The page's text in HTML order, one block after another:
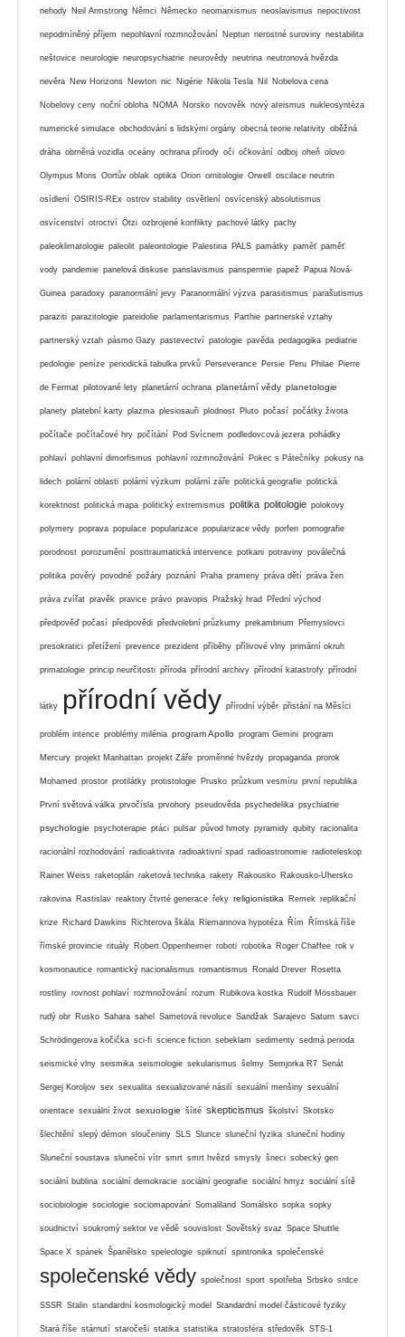
nehody Neil Armstrong Němci Německo neomarxismus neoslavismus nepoctivost
nepodmíněný příjem nepohlavní rozmnožování Neptun nerostné suroviny nestabilita
neštovice neurologie neuropsychiatrie neurovědy neutrina neutronová hvězda
nevěra New Horizons Newton nic Nigérie Nikola Tesla Nil Nobelova cena
Nobelovy ceny noční obloha NOMA Norsko novověk nový ateismus nukleosyntéza
numerické simulace obchodování s lidskými orgány obecná teorie relativity oběžná
dráha obrněná vozidla oceány ochrana přírody oči očkování odboj oheň olovo
Olympus Mons Oortův oblak optika Orion ornitologie Orwell oscilace neutrin
osídlení OSIRIS-REx ostrov stability osvětlení osvícenský absolutismus
osvícenství otroctví Ötzi ozbrojené konflikty pachové látky pachy
paleoklimatologie paleolit paleontologie Palestina PALS památky paměť paměť
vody pandemie panelová diskuse panslavismus panspermie papež Papua Nová-
Guinea paradoxy paranormální jevy Paranormální výzva parasitismus parašutismus
paraziti parazitologie pareidolie parlamentarismus Parthie partnerské vztahy
partnerský vztah pásmo Gazy pastevectví patologie pavěda pedagogika pediatrie
pedologie peníze periodická tabulka prvků Perseverance Persie Peru Philae Pierre
de Fermat pilotované lety planetární ochrana planetární vědy planetologie
planety platební karty plazma plesiosauři plodnost Pluto počasí počátky života
počítače počítačové hry počítání Pod Svícnem podledovcová jezera pohádky
pohlaví pohlavní dimorfismus pohlavní rozmnožování Pokec s Pátečníky pokusy na
lidech polární oblasti polární výzkum polární záře politická geografie politická
korektnost politická mapa politický extremismus politika politologie polokovy
polymery poprava populace popularizace popularizace vědy porfen pornografie
porodnost porozumění posttraumatická intervence potkani potraviny poválečná
politika pověry povodně požáry poznání Praha prameny práva dětí práva žen
práva zvířat pravěk pravice právo pravopis Pražský hrad Přední východ
předpověď počasí předpovědi předvolební průzkumy prekambrium Přemyslovci
presokratici přetížení prevence prezident příběhy přílivové vlny primární okruh
primatologie princip neurčitosti příroda přírodní archivy přírodní katastrofy přírodní
látky přírodní vědy přírodní výběr přistání na Měsíci
problém intence problémy milénia program Apollo program Gemini program
Mercury projekt Manhattan projekt Záře proměnné hvězdy propaganda prorok
Mohamed prostor protilátky protistologie Prusko průzkum vesmíru první republika
První světová válka prvočísla prvohory pseudověda psychedelika psychiatrie
psychologie psychoterapie ptáci pulsar původ hmoty pyramidy qubity racionalita
racionální rozhodování radioaktivita radioaktivní spad radioastronomie radioteleskop
Rainer Weiss raketoplán raketová technika rakety Rakousko Rakousko-Uhersko
rakovina Rastislav reaktory čtvrté generace řeky religionistika Remek replikační
krize Richard Dawkins Richterova škála Riemannova hypotéza Řím Římská říše
římské provincie rituály Robert Oppenheimer roboti robotika Roger Chaffee rok v
kosmonautice romantický nacionalismus romantismus Ronald Drever Rosetta
rostliny rovnost pohlaví rozmnožování rozum Rubikova kostka Rudolf Mössbauer
rudý obr Rusko Sahara sahel Sametová revoluce Sandžak Sarajevo Saturn savci
Schrödingerova kočička sci-fi science fiction sebeklam sedimenty sedmá perioda
seismické vlny seismika seismologie sekularismus šelmy Semjorka R7 Senát
Sergej Koroljov sex sexualita sexualizované násilí sexuální menšiny sexuální
orientace sexuální život sexuologie šíité skepticismus školství Skotsko
šlechtění slepý démon sloučeniny SLS Slunce sluneční fyzika sluneční hodiny
Sluneční soustava sluneční vítr smrt smrt hvězd smysly šneci sobecký gen
sociální bublina sociální demokracie sociální geografie sociální hmyz sociální sítě
sociobiologie sociologie sociomapování Somaliland Somálsko sopka sopky
soudnictví soukromý sektor ve vědě souvislost Sovětský svaz Space Shuttle
Space X spánek Španělsko speleologie spiknutí spintronika společenské
společenské vědy společnost sport spotřeba Srbsko srdce
SSSR Stalin standardní kosmologický model Standardní model částicové fyziky
Stará říše stárnutí staročeši statika statistika stratosféra středověk STS-1